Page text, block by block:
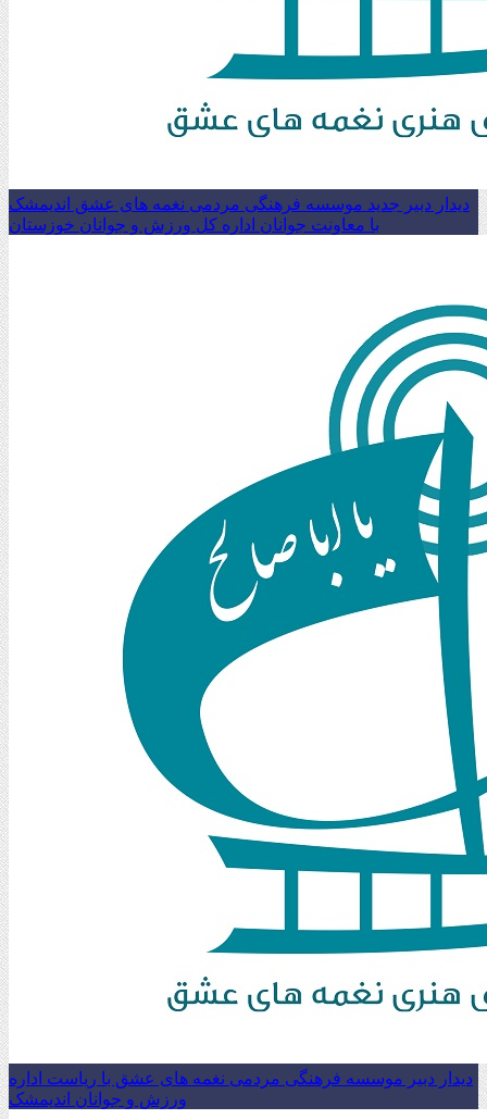
دیدار دبیر جدید موسسه فرهنگی مردمی نغمه های عشق اندیمشک
با معاونت جوانان اداره کل ورزش و جوانان خوزستان
دیدار دبیر موسسه فرهنگی مردمی نغمه های عشق با ریاست اداره
ورزش و جوانان اندیمشک